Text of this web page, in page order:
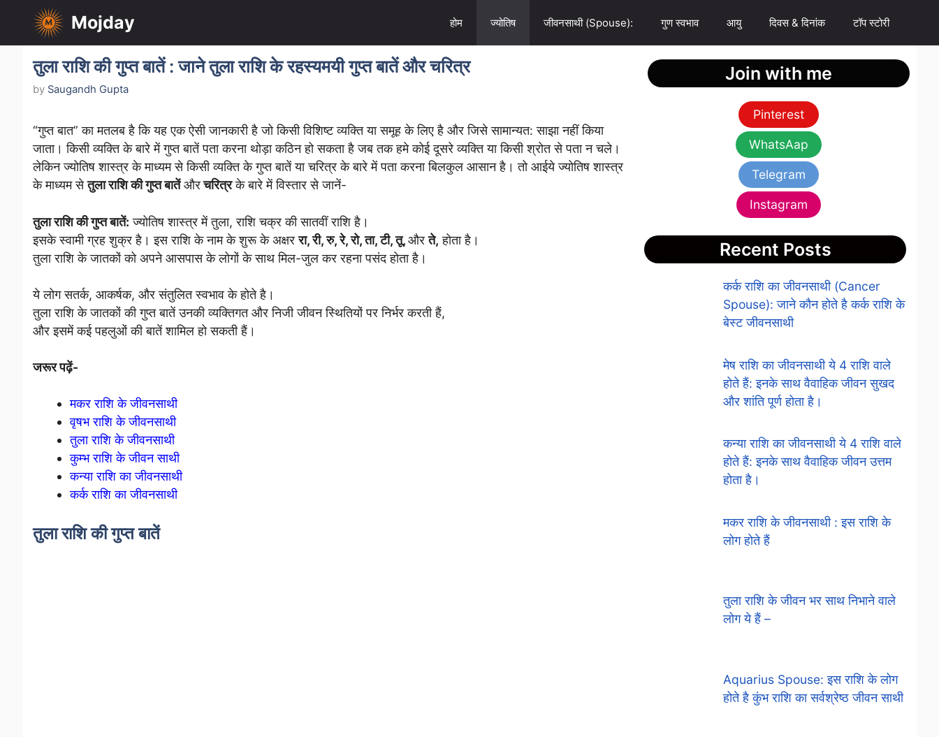
content
Mojday होम ज्योतिष जीवनसाथी (Spouse): गुण स्वभाव आयु दिवस & दिनांक टॉप स्टोरी
तुला राशि की गुप्त बातें : जाने तुला राशि के रहस्यमयी गुप्त बातें और चरित्र
by Saugandh Gupta
“गुप्त बात” का मतलब है कि यह एक ऐसी जानकारी है जो किसी विशिष्ट व्यक्ति या समूह के लिए है और जिसे सामान्यत: साझा नहीं किया
जाता। किसी व्यक्ति के बारे में गुप्त बातें पता करना थोड़ा कठिन हो सकता है जब तक हमे कोई दूसरे व्यक्ति या किसी श्रोत से पता न चले।
लेकिन ज्योतिष शास्त्र के माध्यम से किसी व्यक्ति के गुप्त बातें या चरित्र के बारे में पता करना बिलकुल आसान है। तो आईये ज्योतिष शास्त्र
के माध्यम सेतुला राशि की गुप्त बातेंऔरचरित्रके बारे में विस्तार से जानें-
तुला राशि की गुप्त बातें: ज्योतिष शास्त्र में तुला, राशि चक्र की सातवीं राशि है।
इसके स्वामी ग्रह शुक्र है। इस राशि के नाम के शुरू के अक्षररा, री, रु, रे, रो, ता, टी, तू,औरते, होता है।
तुला राशि के जातकों को अपने आसपास के लोगों के साथ मिल-जुल कर रहना पसंद होता है।
ये लोग सतर्क, आकर्षक, और संतुलित स्वभाव के होते है।
तुला राशि के जातकों की गुप्त बातें उनकी व्यक्तिगत और निजी जीवन स्थितियों पर निर्भर करती हैं,
और इसमें कई पहलुओं की बातें शामिल हो सकती हैं।
जरूर पढ़ें-
मकर राशि के जीवनसाथी
वृषभ राशि के जीवनसाथी
तुला राशि के जीवनसाथी
कुम्भ राशि के जीवन साथी
कन्या राशि का जीवनसाथी
कर्क राशि का जीवनसाथी
तुला राशि की गुप्त बातें
Join with me
Pinterest
WhatsAap
Telegram
Instagram
Recent Posts
कर्क राशि का जीवनसाथी (Cancer
Spouse): जाने कौन होते है कर्क राशि के
बेस्ट जीवनसाथी
मेष राशि का जीवनसाथी ये 4 राशि वाले
होते हैं: इनके साथ वैवाहिक जीवन सुखद
और शांति पूर्ण होता है।
कन्या राशि का जीवनसाथी ये 4 राशि वाले
होते हैं: इनके साथ वैवाहिक जीवन उत्तम
होता है।
मकर राशि के जीवनसाथी : इस राशि के
लोग होते हैं
तुला राशि के जीवन भर साथ निभाने वाले
लोग ये हैं –
Aquarius Spouse: इस राशि के लोग
होते है कुंभ राशि का सर्वश्रेष्ठ जीवन साथी